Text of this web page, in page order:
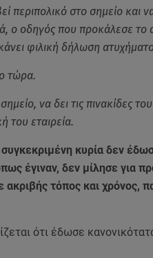
περιπολικό στο σημείο και
ο οδηγός που προκάλεσε το
φιλική δήλωση
τώρα.
να δει τις πινακίδες
του εταιρεία.
κυρία δεν
έγιναν, δεν μίλησε για
τόπος και χρόνος,
ότι έδωσε